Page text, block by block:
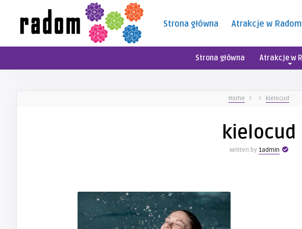
Strona główna Atrakcje w
Strona główna Atrakcje w
Home kielocud
kielocud
Written by 1admin